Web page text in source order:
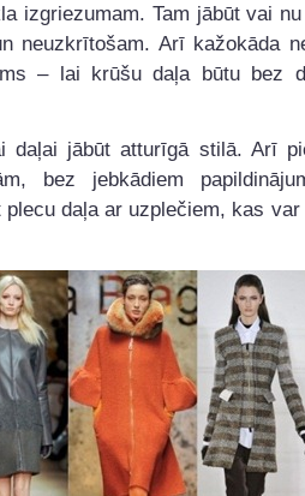
izgriezumam. Tam jābūt vai
neuzkrītošam. Arī kažokāda
– lai krūšu daļa būtu bez
daļai jābūt atturīgā stilā. Arī
bez jebkādiem
daļa ar uzplečiem, kas var